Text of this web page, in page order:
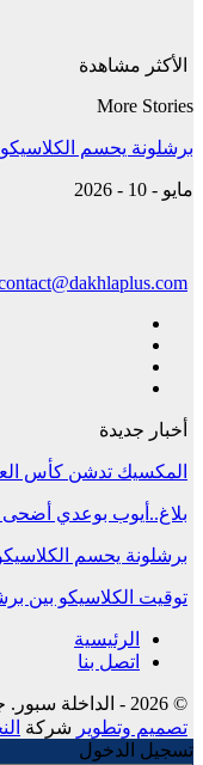
الأكثر مشاهدة
More Stories
برشلونة يحسم الكلاسيكو
مايو - 10 - 2026
contact@dakhlaplus.com
أخبار جديدة
المكسيك تدشن كأس العالم 2026 بانتصار مهم على جنوب
بلاغ..أيوب بوعدي أضحى
برشلونة يحسم
توقيت الكلاسيكو بين
الرئيسية
اتصل بنا
© 2026 - الداخلة سبور. جميع الحقوق محفوظة.
تصميم وتطويرشركة
تسجيل الدخول